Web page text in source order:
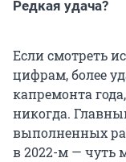
Редкая удача?
Если смотреть
цифрам, более
капремонта
никогда.
выполненных
в 2022-м — чуть